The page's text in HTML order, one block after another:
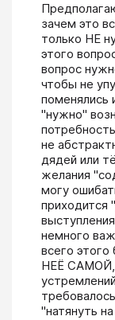
зачем это
только НЕ
этого
вопрос
чтобы не
поменялись
"нужно"
не
дядей или
желания
могу
приходится
немного
всего
НЕЁ САМОЙ,
"натянуть